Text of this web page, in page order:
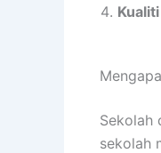
Sekolah
sekolah